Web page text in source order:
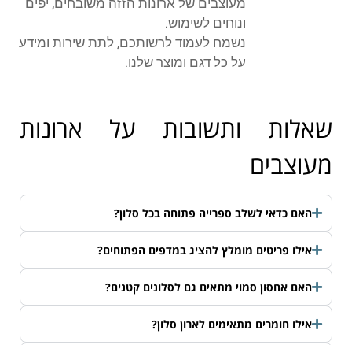
ונוחים לשימוש.
נשמח לעמוד לרשותכם, לתת שירות ומידע
על כל דגם ומוצר שלנו.
שאלות ותשובות על ארונות
מעוצבים
האם כדאי לשלב ספרייה פתוחה בכל סלון?
אילו פריטים מומלץ להציג במדפים הפתוחים?
האם אחסון סמוי מתאים גם לסלונים קטנים?
אילו חומרים מתאימים לארון סלון?